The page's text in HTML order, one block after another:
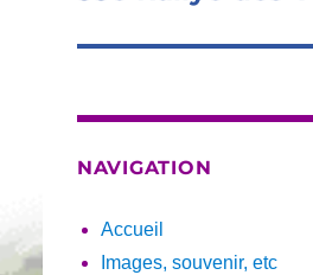
NAVIGATION
Accueil
Images, souvenir, etc